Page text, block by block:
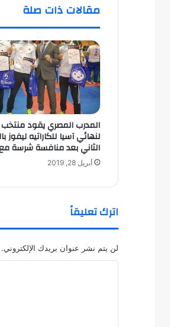
مقالات ذات صلة
المدرب المصري يقود منتخب
لنهائي آسيا للكاراتيه ليفوز
الثاني بعد منافسة شرسة مع
أبريل 28, 2019
اترك تعليقاً
لن يتم نشر عنوان بريدك الإلكتروني.